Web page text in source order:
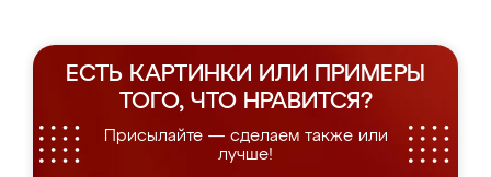
ЕСТЬ КАРТИНКИ ИЛИ ПРИМЕРЫ
ТОГО, ЧТО НРАВИТСЯ?
Присылайте — сделаем также или
лучше!